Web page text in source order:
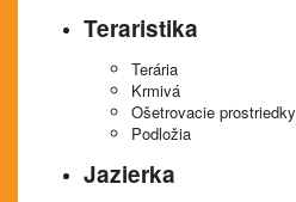
Teraristika
Terária
Krmivá
Ošetrovacie prostriedky
Podložia
Jazierka